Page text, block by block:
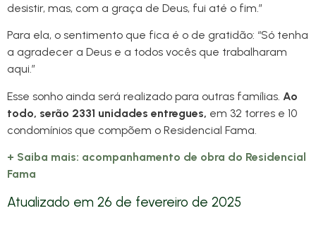
desistir, mas, com a graça de Deus, fui até o fim.”
Para ela, o sentimento que fica é o de gratidão: “Só tenha
a agradecer a Deus e a todos vocês que trabalharam
aqui.”
Esse sonho ainda será realizado para outras famílias. Ao
todo, serão 2331 unidades entregues, em 32 torres e 10
condomínios que compõem o Residencial Fama.
+ Saiba mais: acompanhamento de obra do Residencial
Fama
Atualizado em 26 de fevereiro de 2025